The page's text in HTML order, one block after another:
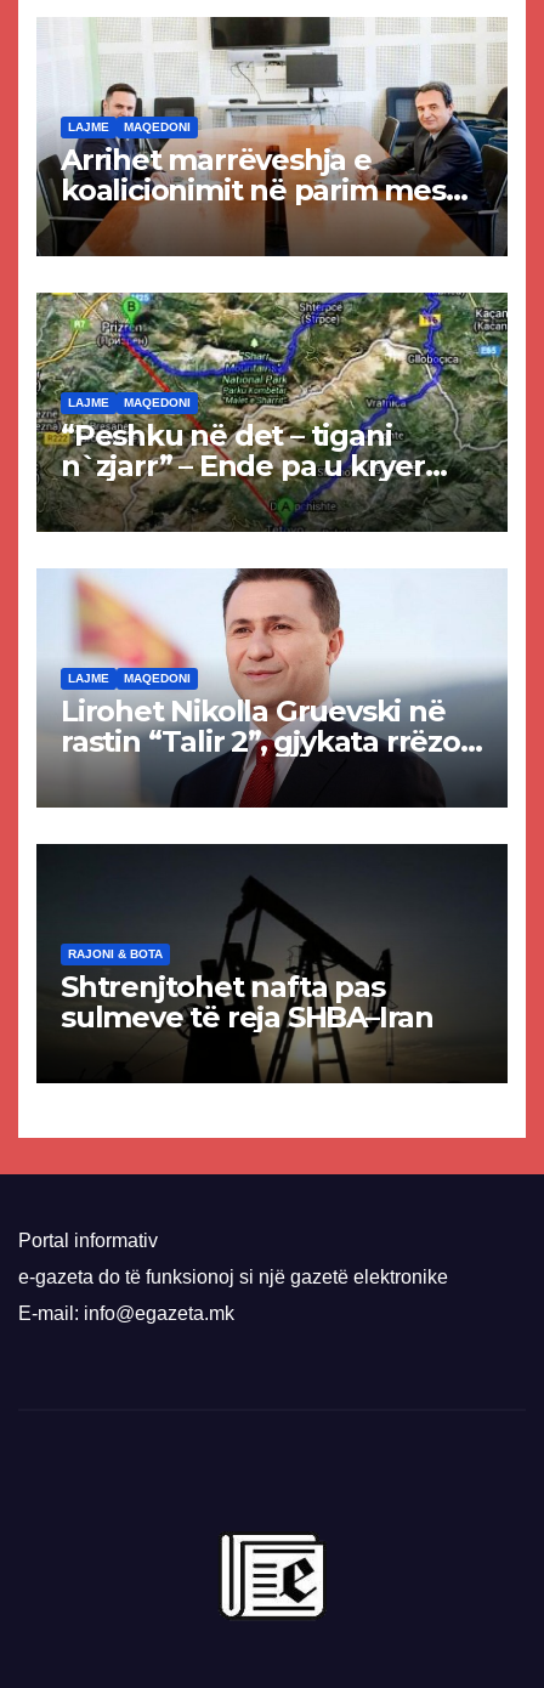
LAJME MAQEDONI
Arrihet marrëveshja e
koalicionimit në parim mes
Kurtit dhe Abdixhikut
LAJME MAQEDONI
“Peshku në det – tigani
n`zjarr” – Ende pa u kryer
projekti i tunelit, komuna e
Tetovës nis punimet për
LAJME MAQEDONI
Lirohet Nikolla Gruevski në
rastin “Talir 2”, gjykata rrëzon
akuzat për ndërtimin e
paligjshëm të selisë së
RAJONI & BOTA
Shtrenjtohet nafta pas
sulmeve të reja SHBA–Iran
Portal informativ
e-gazeta do të funksionoj si një gazetë elektronike
E-mail: info@egazeta.mk